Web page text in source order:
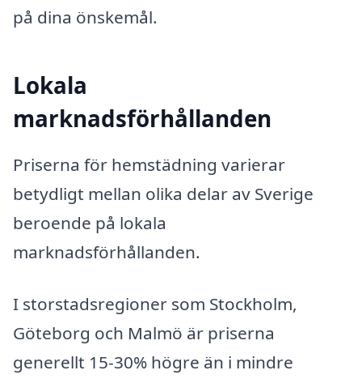
på dina önskemål.
Lokala
marknadsförhållanden
Priserna för hemstädning varierar
betydligt mellan olika delar av Sverige
beroende på lokala
marknadsförhållanden.
I storstadsregioner som Stockholm,
Göteborg och Malmö är priserna
generellt 15-30% högre än i mindre